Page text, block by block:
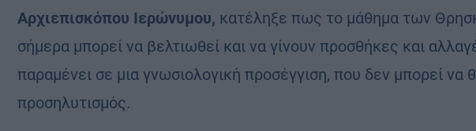
Αρχιεπισκόπου Ιερώνυμου, κατέληξε πως το μάθημα των
σήμερα μπορεί να βελτιωθεί και να γίνουν προσθήκες και
παραμένει σε μια γνωσιολογική προσέγγιση, που δεν μπορεί
προσηλυτισμός.